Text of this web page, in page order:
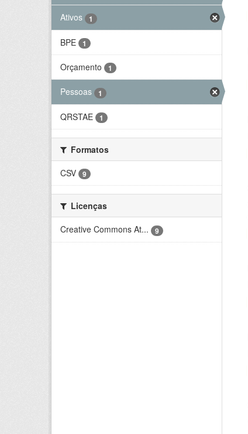
Ativos 1
BPE 1
Orçamento 1
Pessoas 1
QRSTAE 1
Formatos
CSV
9
Licenças
Creative Commons At...
9